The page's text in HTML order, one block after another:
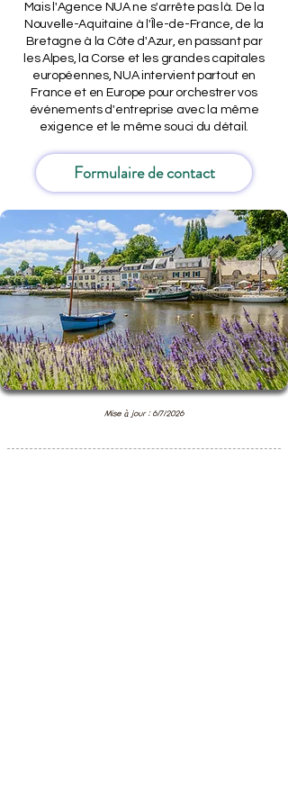
Mais l'Agence NUA ne s'arrête pas là. De la
Nouvelle-Aquitaine à l'Île-de-France, de la
Bretagne à la Côte d'Azur, en passant par
les Alpes, la Corse et les grandes capitales
européennes, NUA intervient partout en
France et en Europe pour orchestrer vos
événements d'entreprise avec la même
exigence et le même souci du détail.
Formulaire de contact
Mise à jour : 6/7/2026